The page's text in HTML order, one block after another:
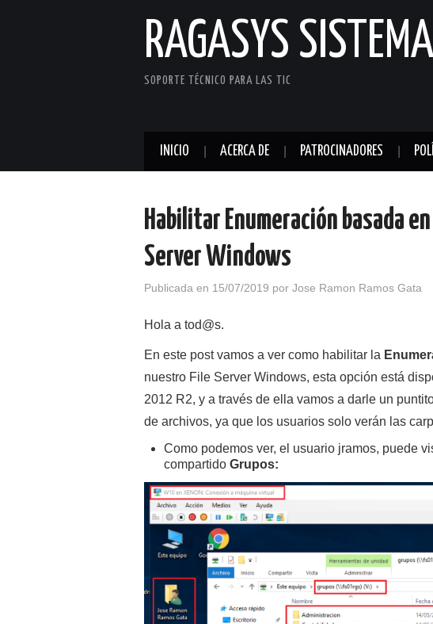
RAGASYS
SOPORTE TÉCNICO PARA LAS TIC
INICIO ACERCA DE PATROCINADORES
Habilitar Enumeración basada
Server Windows
Publicada en 15/07/2019 por Jose Ramon Ramos Gata
Hola a tod@s.
En este post vamos a ver como habilitar la
nuestro File Server Windows, esta opción está
2012 R2, y a través de ella vamos a darle un
de archivos, ya que los usuarios solo verán las
Como podemos ver, el usuario jramos, puede
compartido Grupos: